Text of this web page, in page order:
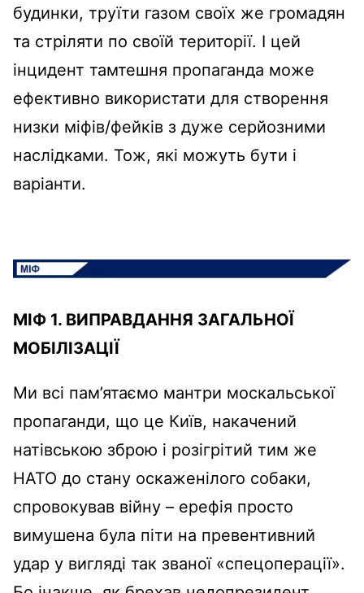
будинки, труїти газом своїх же громадян
та стріляти по своїй території. І цей
інцидент тамтешня пропаганда може
ефективно використати для створення
низки міфів/фейків з дуже серйозними
наслідками. Тож, які можуть бути і
варіанти.
МІФ 1. ВИПРАВДАННЯ ЗАГАЛЬНОЇ
МОБІЛІЗАЦІЇ
Ми всі пам’ятаємо мантри москальської
пропаганди, що це Київ, накачений
натівською зброю і розігрітий тим же
НАТО до стану оскаженілого собаки,
спровокував війну – ерефія просто
вимушена була піти на превентивний
удар у вигляді так званої «спецоперації».